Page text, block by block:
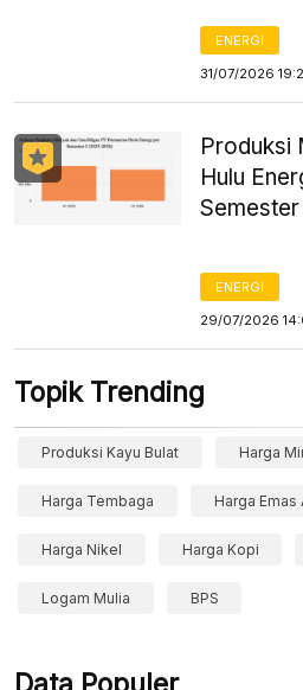
ENERGI
31/07/2026
Produksi
Hulu
ENERGI
29/07/2026
Topik Trending
Produksi Kayu Bulat Harga
Harga Tembaga Harga Emas
Harga Nikel Harga Kopi
Logam Mulia BPS